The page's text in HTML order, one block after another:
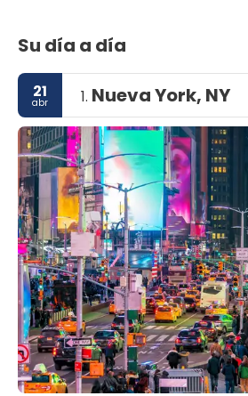
Su día a día
21
abr 1. Nueva York, NY